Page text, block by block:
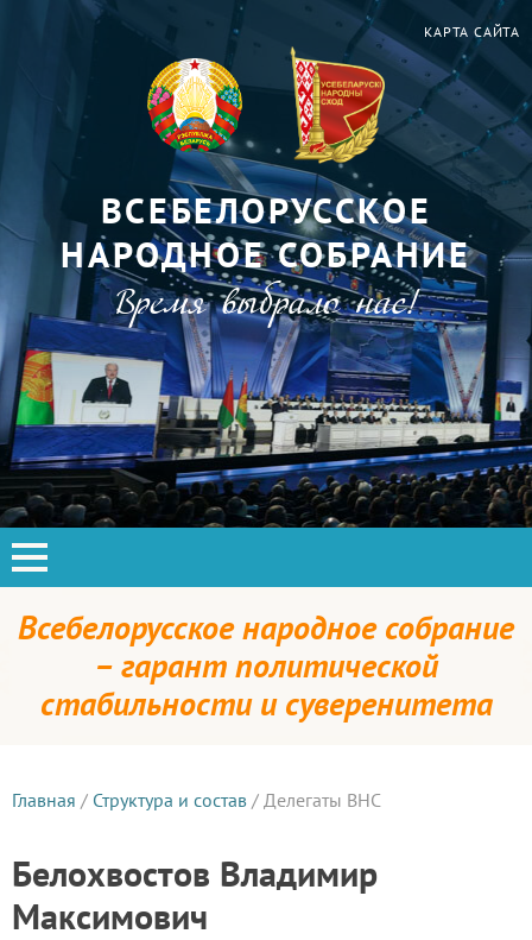
КАРТА САЙТА
ВСЕБЕЛОРУССКОЕ
НАРОДНОЕ СОБРАНИЕ
Время выбрало нас!
Всебелорусское народное собрание
– гарант политической
стабильности и суверенитета
Главная / Структура и состав / Делегаты ВНС
Белохвостов Владимир
Максимович